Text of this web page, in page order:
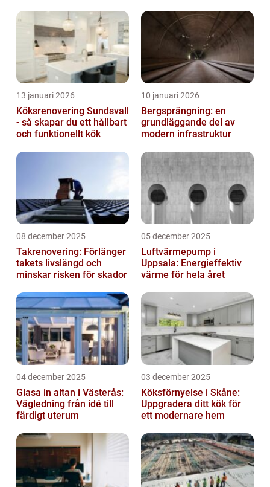
13 januari 2026
Köksrenovering Sundsvall
- så skapar du ett hållbart
och funktionellt kök
10 januari 2026
Bergsprängning: en
grundläggande del av
modern infrastruktur
08 december 2025
Takrenovering: Förlänger
takets livslängd och
minskar risken för skador
05 december 2025
Luftvärmepump i
Uppsala: Energieffektiv
värme för hela året
04 december 2025
Glasa in altan i Västerås:
Vägledning från idé till
färdigt uterum
03 december 2025
Köksförnyelse i Skåne:
Uppgradera ditt kök för
ett modernare hem